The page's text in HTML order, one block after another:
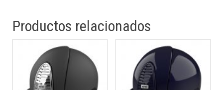
Productos relacionados